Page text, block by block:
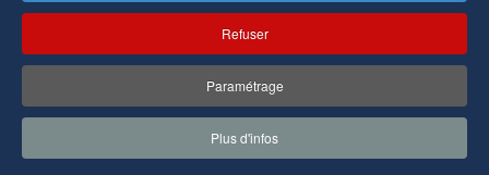
Refuser
Paramétrage
Plus d'infos
Mer, Ven :8h à 12h
8 rue du capitole 42110 Feurs
Cuisson Electricité
Réalisation parMC&C